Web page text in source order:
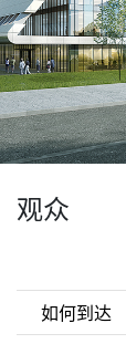
观众
如何到达